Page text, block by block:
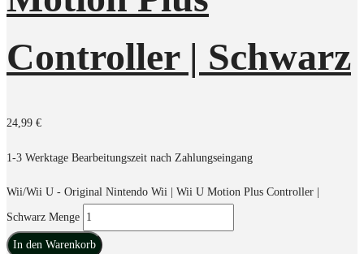
Controller | Schwarz
24,99 €
1-3 Werktage Bearbeitungszeit nach Zahlungseingang
Wii/Wii U - Original Nintendo Wii | Wii U Motion Plus Controller |
Schwarz Menge
In den Warenkorb